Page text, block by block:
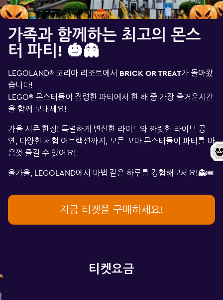
가족과 함께하는 최고의 몬스
터 파티! 🎃👻
LEGOLAND® 코리아 리조트에서 BRICK OR TREAT가 돌아왔
습니다!
LEGO® 몬스터들이 점령한 파티에서 한 해 중 가장 즐거운시간
을 함께 보내세요!
가을 시즌 한정! 특별하게 변신한 라이드와 짜릿한 라이브 공
연, 다양한 체험 어트랙션까지, 모든 꼬마 몬스터들이 파티를 마
음껏 즐길 수 있어요!
올가을, LEGOLAND에서 마법 같은 하루를 경험해보세요!👻🎟️
지금 티켓을 구매하세요!
티켓요금